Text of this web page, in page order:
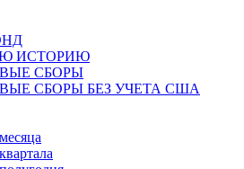
ИСТОРИЮ
СБОРЫ
СБОРЫ БЕЗ УЧЕТА США